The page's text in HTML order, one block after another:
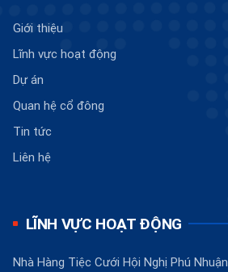
Giới thiệu
Lĩnh vực hoạt động
Dự án
Quan hệ cổ đông
Tin tức
Liên hệ
LĨNH VỰC HOẠT ĐỘNG
Nhà Hàng Tiệc Cưới Hội Nghị Phú Nhuận